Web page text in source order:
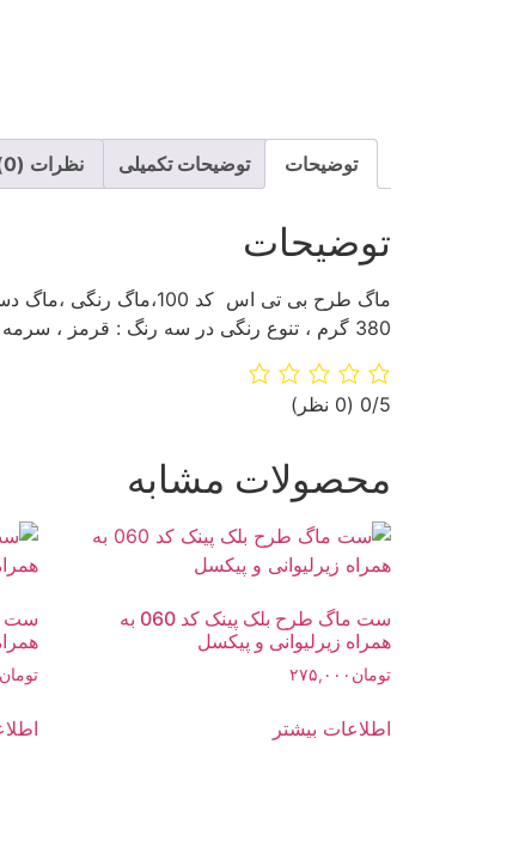
توضیحات توضیحات تکمیلی نظرات (0)
توضیحات
ماگ طرح بی تی اس کد
380 گرم ، تنوع رنگی در سه رنگ : قرمز ، سرمه ای ، نارنجی ،چاپ طرح دلخواه بر روی ماگ ، هدیه ای مناسب برای عزیزانتان
‫0/5 ‫(0 نظر)
محصولات مشابه
ست ماگ طرح بلک پینک کد 060 به
همراه زیرلیوانی و پیکسل
تومان ۲۷۵,۰۰۰
اطلاعات بیشتر
تومان